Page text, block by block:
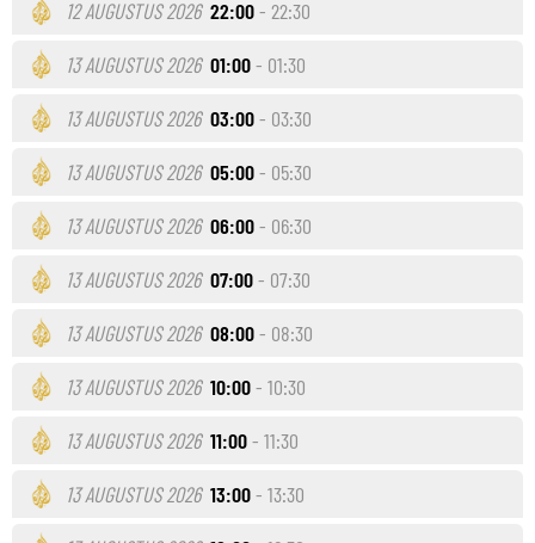
12 AUGUSTUS 2026 22:00- 22:30
13 AUGUSTUS 2026 01:00- 01:30
13 AUGUSTUS 2026 03:00- 03:30
13 AUGUSTUS 2026 05:00- 05:30
13 AUGUSTUS 2026 06:00- 06:30
13 AUGUSTUS 2026 07:00- 07:30
13 AUGUSTUS 2026 08:00- 08:30
13 AUGUSTUS 2026 10:00- 10:30
13 AUGUSTUS 2026 11:00- 11:30
13 AUGUSTUS 2026 13:00- 13:30